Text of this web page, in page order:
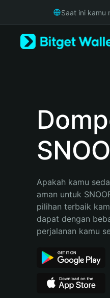
Русский
Português (Portugal)
Bahasa Indonesia
Português (Brasil)
Español (Argentina)
Saat ini kamu
Apakah kamu
aman untuk
pilihan terbaik
dapat dengan
perjalanan kamu